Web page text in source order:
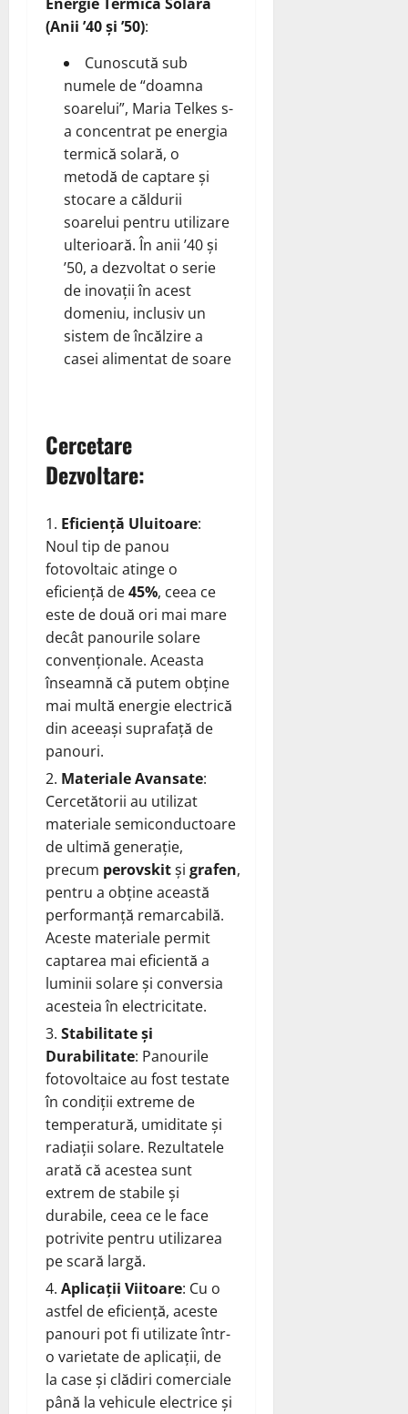
(Anii ’40 și ’50):
Cunoscută sub
numele de “doamna
soarelui”, Maria Telkes s-
a concentrat pe energia
termică solară, o
metodă de captare și
stocare a căldurii
soarelui pentru utilizare
ulterioară. În anii ’40 și
’50, a dezvoltat o serie
de inovații în acest
domeniu, inclusiv un
sistem de încălzire a
casei alimentat de soare
Cercetare
Dezvoltare:
Eficiență Uluitoare:
Noul tip de panou
fotovoltaic atinge o
eficiență de45%, ceea ce
este de două ori mai mare
decât panourile solare
convenționale. Aceasta
înseamnă că putem obține
mai multă energie electrică
din aceeași suprafață de
panouri.
Materiale Avansate:
Cercetătorii au utilizat
materiale semiconductoare
de ultimă generație,
precum perovskitși grafen,
pentru a obține această
performanță remarcabilă.
Aceste materiale permit
captarea mai eficientă a
luminii solare și conversia
acesteia în electricitate.
Stabilitate și
Durabilitate: Panourile
fotovoltaice au fost testate
în condiții extreme de
temperatură, umiditate și
radiații solare. Rezultatele
arată că acestea sunt
extrem de stabile și
durabile, ceea ce le face
potrivite pentru utilizarea
pe scară largă.
Aplicații Viitoare: Cu o
astfel de eficiență, aceste
panouri pot fi utilizate într-
o varietate de aplicații, de
la case și clădiri comerciale
până la vehicule electrice și